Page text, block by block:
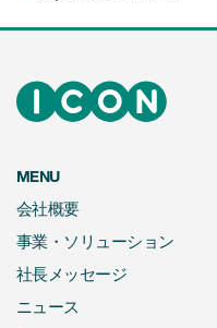
MENU
会社概要
事業・ソリューション
社長メッセージ
ニュース